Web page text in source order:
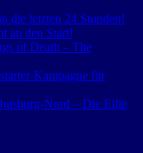
die letzten 24 Stunden!
an den Start!
of Death – The
Kampagne für
Nord – Die Elfte